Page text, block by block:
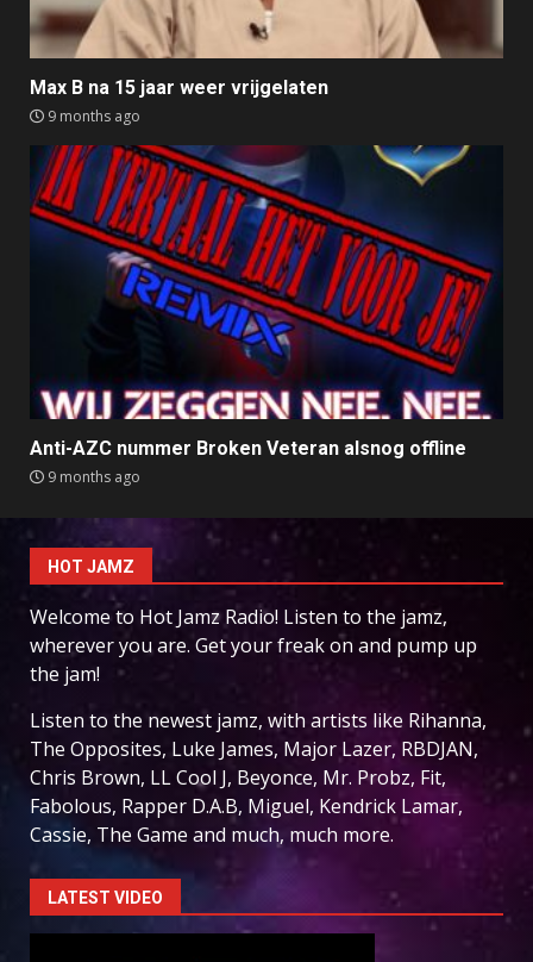
Max B na 15 jaar weer vrijgelaten
9 months ago
Anti-AZC nummer Broken Veteran alsnog offline
9 months ago
HOT JAMZ
Welcome to Hot Jamz Radio! Listen to the jamz,
wherever you are. Get your freak on and pump up
the jam!
Listen to the newest jamz, with artists like Rihanna,
The Opposites, Luke James, Major Lazer, RBDJAN,
Chris Brown, LL Cool J, Beyonce, Mr. Probz, Fit,
Fabolous, Rapper D.A.B, Miguel, Kendrick Lamar,
Cassie, The Game and much, much more.
LATEST VIDEO